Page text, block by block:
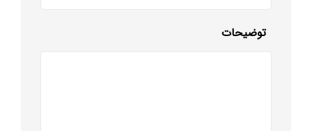
توضیحات